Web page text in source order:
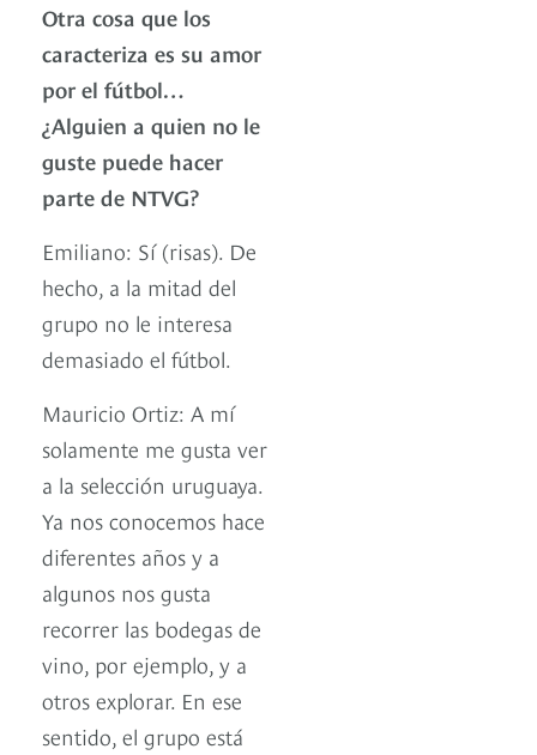
Otra cosa que los
caracteriza es su amor
por el fútbol…
¿Alguien a quien no le
guste puede hacer
parte de NTVG?
Emiliano: Sí (risas). De
hecho, a la mitad del
grupo no le interesa
demasiado el fútbol.
Mauricio Ortiz: A mí
solamente me gusta ver
a la selección uruguaya.
Ya nos conocemos hace
diferentes años y a
algunos nos gusta
recorrer las bodegas de
vino, por ejemplo, y a
otros explorar. En ese
sentido, el grupo está